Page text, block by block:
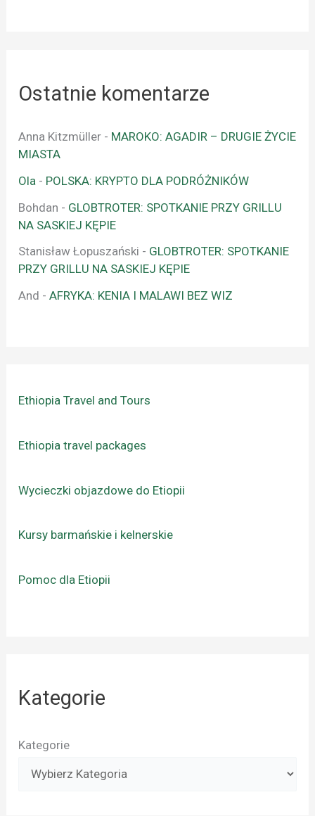
Ostatnie komentarze
Anna Kitzmüller - MAROKO: AGADIR – DRUGIE ŻYCIE
MIASTA
Ola - POLSKA: KRYPTO DLA PODRÓŻNIKÓW
Bohdan - GLOBTROTER: SPOTKANIE PRZY GRILLU
NA SASKIEJ KĘPIE
Stanisław Łopuszański - GLOBTROTER: SPOTKANIE
PRZY GRILLU NA SASKIEJ KĘPIE
And -AFRYKA: KENIA I MALAWI BEZ WIZ
Ethiopia Travel and Tours
Ethiopia travel packages
Wycieczki objazdowe do Etiopii
Kursy barmańskie i kelnerskie
Pomoc dla Etiopii
Kategorie
Kategorie